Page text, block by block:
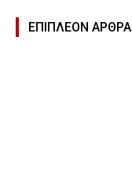
ΕΠΙΠΛΕΟΝ ΑΡΘΡΑ